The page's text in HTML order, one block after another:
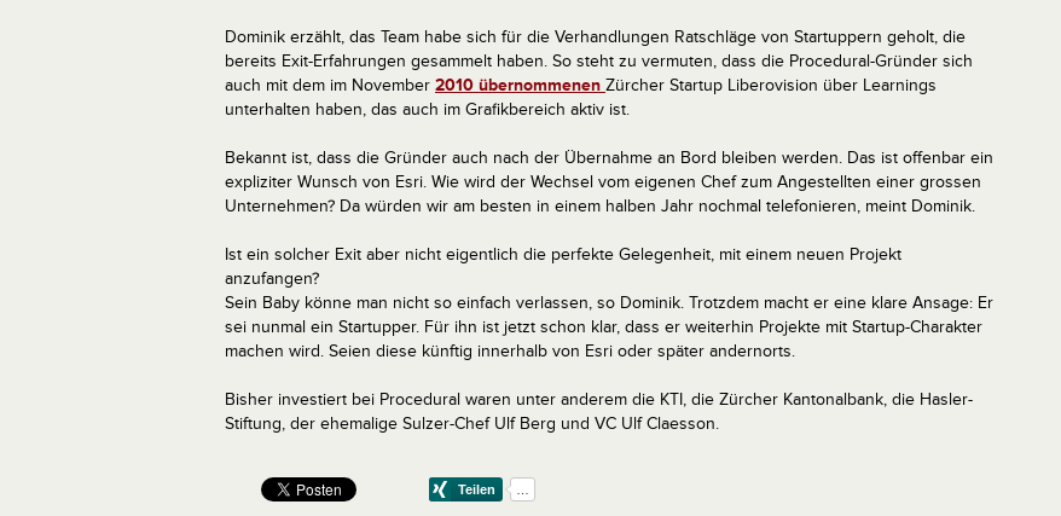
Dominik erzählt, das Team habe sich für die Verhandlungen Ratschläge von Startuppern geholt, die
bereits Exit-Erfahrungen gesammelt haben. So steht zu vermuten, dass die Procedural-Gründer sich
auch mit dem im November 2010 übernommenen Zürcher Startup Liberovision über Learnings
unterhalten haben, das auch im Grafikbereich aktiv ist.
Bekannt ist, dass die Gründer auch nach der Übernahme an Bord bleiben werden. Das ist offenbar ein
expliziter Wunsch von Esri. Wie wird der Wechsel vom eigenen Chef zum Angestellten einer grossen
Unternehmen? Da würden wir am besten in einem halben Jahr nochmal telefonieren, meint Dominik.
Ist ein solcher Exit aber nicht eigentlich die perfekte Gelegenheit, mit einem neuen Projekt
anzufangen?
Sein Baby könne man nicht so einfach verlassen, so Dominik. Trotzdem macht er eine klare Ansage: Er
sei nunmal ein Startupper. Für ihn ist jetzt schon klar, dass er weiterhin Projekte mit Startup-Charakter
machen wird. Seien diese künftig innerhalb von Esri oder später andernorts.
Bisher investiert bei Procedural waren unter anderem die KTI, die Zürcher Kantonalbank, die Hasler-
Stiftung, der ehemalige Sulzer-Chef Ulf Berg und VC Ulf Claesson.